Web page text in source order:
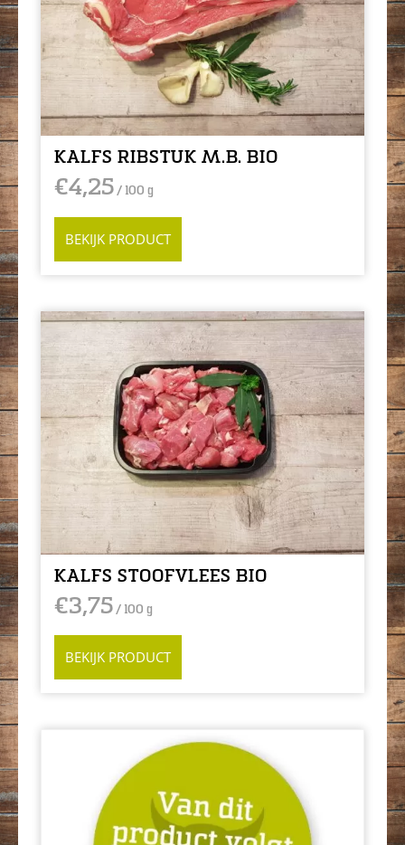
KALFS RIBSTUK M.B. BIO
€4,25/ 100 g
BEKIJK PRODUCT
KALFS STOOFVLEES BIO
€3,75/ 100 g
BEKIJK PRODUCT